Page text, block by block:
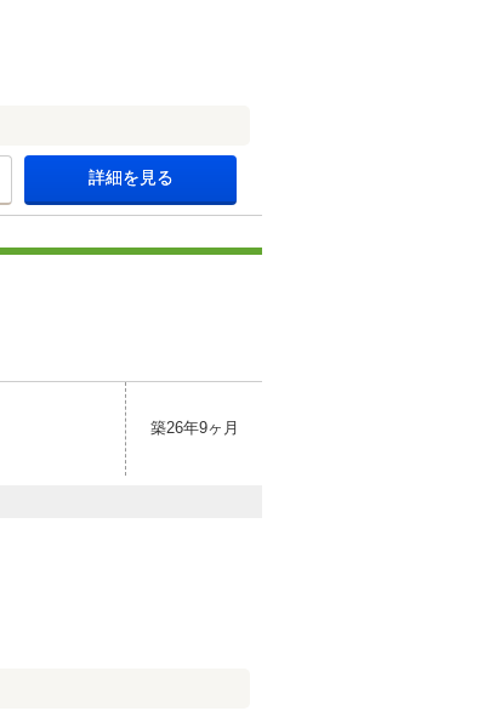
詳細を見る
築26年9ヶ月